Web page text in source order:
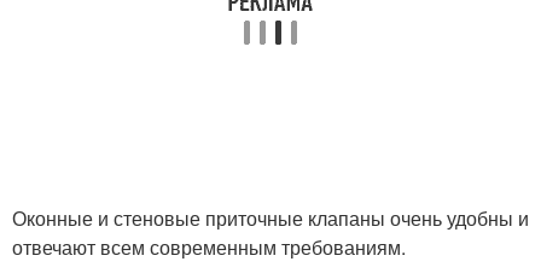
Оконные и стеновые приточные клапаны очень удобны и
отвечают всем современным требованиям.